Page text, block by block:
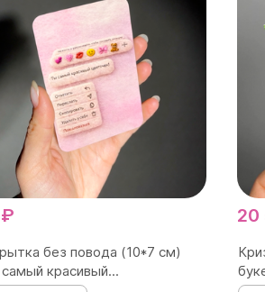
без повода (10*7 см)
красивый...
20